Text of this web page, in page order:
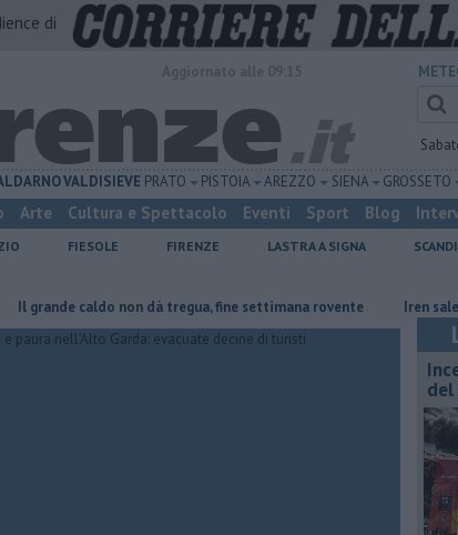
di
VALDISIEVE PRATO PISTOIA AREZZO SIENA GROSSETO
Arte Cultura e Spettacolo Eventi Sport Blog
FIESOLE FIRENZE LASTRA A SIGNA
caldo non dà tregua, fine settimana rovente Iren sale al